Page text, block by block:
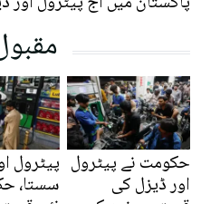
حکومت نے پیٹرول
اور ڈیزل کی
پیٹرول
سستا،